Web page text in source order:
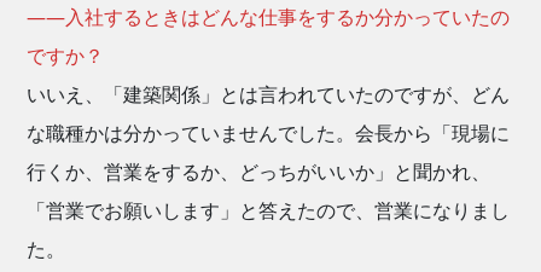
——入社するときはどんな仕事をするか分かっていたの
ですか？
いいえ、「建築関係」とは言われていたのですが、どん
な職種かは分かっていませんでした。会長から「現場に
行くか、営業をするか、どっちがいいか」と聞かれ、
「営業でお願いします」と答えたので、営業になりまし
た。